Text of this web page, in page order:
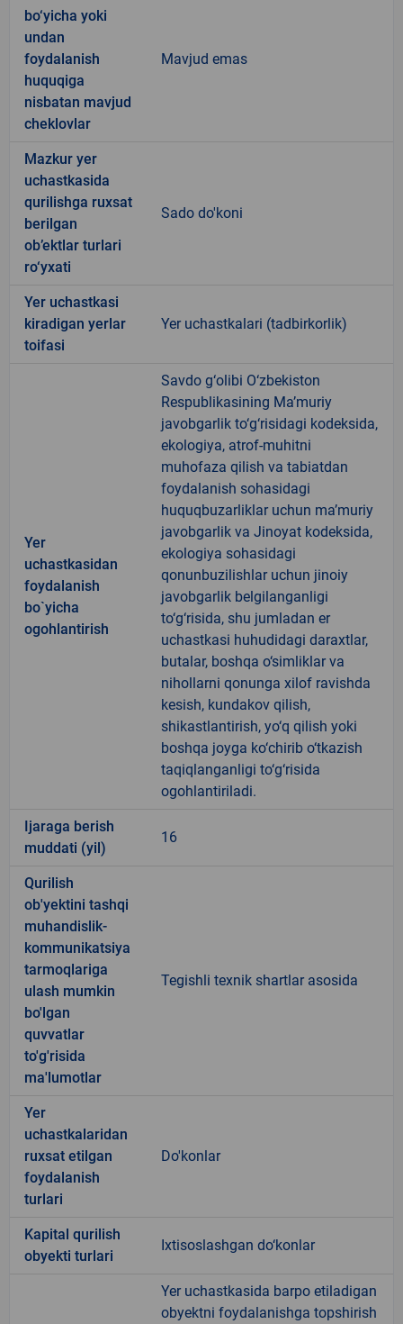
bo‘yicha yoki
undan
foydalanish
huquqiga
nisbatan mavjud
cheklovlar
Mavjud emas
Mazkur yer
uchastkasida
qurilishga ruxsat
berilgan
ob’ektlar turlari
ro‘yxati
Sado do'koni
Yer uchastkasi
kiradigan yerlar
toifasi
Yer uchastkalari (tadbirkorlik)
Yer
uchastkasidan
foydalanish
bo`yicha
ogohlantirish
Savdo g‘olibi O‘zbekiston
Respublikasining Ma’muriy
javobgarlik to‘g‘risidagi kodeksida,
ekologiya, atrof-muhitni
muhofaza qilish va tabiatdan
foydalanish sohasidagi
huquqbuzarliklar uchun ma’muriy
javobgarlik va Jinoyat kodeksida,
ekologiya sohasidagi
qonunbuzilishlar uchun jinoiy
javobgarlik belgilanganligi
to‘g‘risida, shu jumladan er
uchastkasi huhudidagi daraxtlar,
butalar, boshqa o‘simliklar va
nihollarni qonunga xilof ravishda
kesish, kundakov qilish,
shikastlantirish, yo‘q qilish yoki
boshqa joyga ko‘chirib o‘tkazish
taqiqlanganligi to‘g‘risida
ogohlantiriladi.
Ijaraga berish
muddati (yil)
16
Qurilish
ob'yektini tashqi
muhandislik-
kommunikatsiya
tarmoqlariga
ulash mumkin
bo'lgan
quvvatlar
to'g'risida
ma'lumotlar
Tegishli texnik shartlar asosida
Yer
uchastkalaridan
ruxsat etilgan
foydalanish
turlari
Do'konlar
Kapital qurilish
obyekti turlari
Ixtisoslashgan do‘konlar
Yer uchastkasida barpo etiladigan
obyektni foydalanishga topshirish